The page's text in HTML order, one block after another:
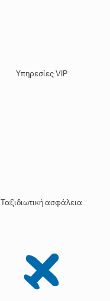
Υπηρεσίες VIP
Ταξιδιωτική ασφάλεια